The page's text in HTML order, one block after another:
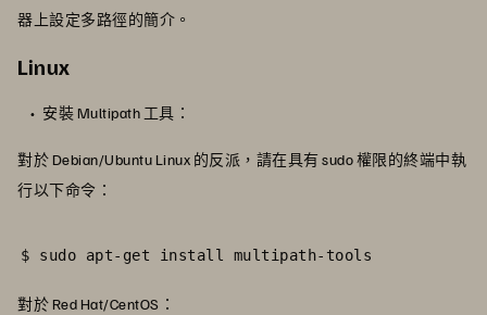
器上設定多路徑的簡介。
Linux
安裝 Multipath 工具：
對於 Debian/Ubuntu Linux 的反派，請在具有 sudo 權限的終端中執
行以下命令：
$ sudo apt-get install multipath-tools
對於 Red Hat/CentOS：